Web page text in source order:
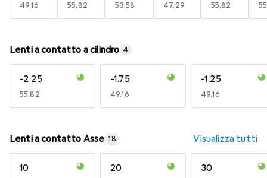
EUR
49,16 EUR
55,82 EUR
53,58 EUR
47,29 EUR
55,82
Lenti a contatto a cilindro 4
-2.25
EUR
55,82
-1.75
EUR
49,16
-1.25
EUR
49,16
Lenti a contatto Asse 18 Visualizza tutti
10 20 30